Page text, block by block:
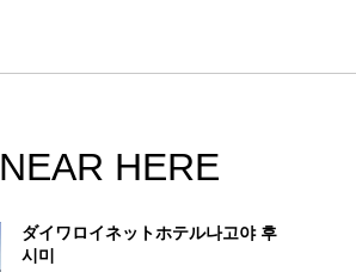
NEAR HERE
ダイワロイネットホテル나고야 후
시미